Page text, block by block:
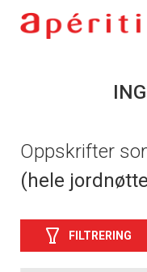
Oppskrifter
(hele
FILTRERING